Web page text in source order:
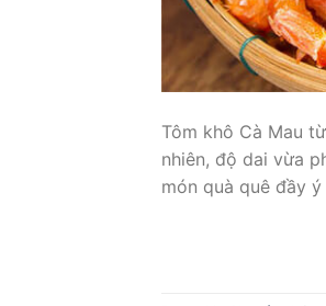
Tôm khô Cà Mau
nhiên, độ dai vừa
món quà quê đầy